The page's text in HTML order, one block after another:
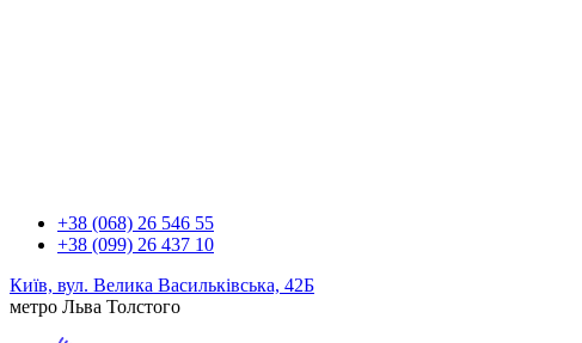
+38 (068) 26 546 55
+38 (099) 26 437 10
Київ, вул. Велика Васильківська, 42Б
метро Льва Толстого